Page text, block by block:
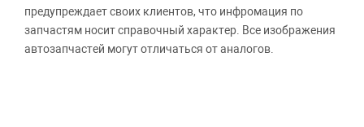
предупреждает своих клиентов, что инфромация по
запчастям носит справочный характер. Все изображения
автозапчастей могут отличаться от аналогов.